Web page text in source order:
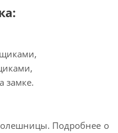
замке.
Подробнее о